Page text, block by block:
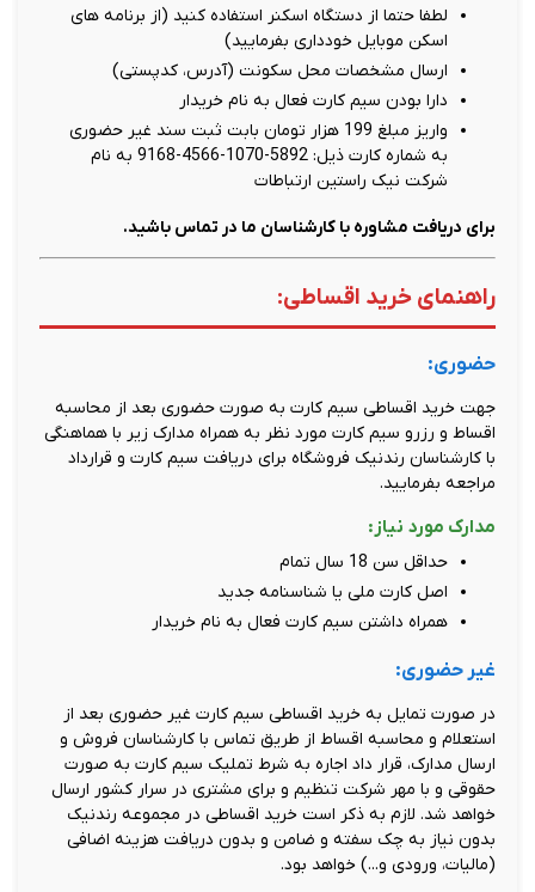
لطفا حتما از دستگاه اسکنر استفاده کنید (از برنامه های
اسکن موبایل خودداری بفرمایید)
ارسال مشخصات محل سکونت (آدرس، کدپستی)
دارا بودن سیم کارت فعال به نام خریدار
واریز مبلغ 199 هزار تومان بابت ثبت سند غیر حضوری
به شماره کارت ذیل: 5892-1070-4566-9168 به نام
شرکت نیک راستین ارتباطات
برای دریافت مشاوره با کارشناسان ما در تماس باشید.
راهنمای خرید اقساطی:
حضوری:
جهت خرید اقساطی سیم کارت به صورت حضوری بعد از محاسبه
اقساط و رزرو سیم کارت مورد نظر به همراه مدارک زیر با هماهنگی
با کارشناسان رندنیک فروشگاه برای دریافت سیم کارت و قرارداد
مراجعه بفرمایید.
مدارک مورد نیاز:
حداقل سن 18 سال تمام
اصل کارت ملی یا شناسنامه جدید
همراه داشتن سیم کارت فعال به نام خریدار
غیر حضوری:
در صورت تمایل به خرید اقساطی سیم کارت غیر حضوری بعد از
استعلام و محاسبه اقساط از طریق تماس با کارشناسان فروش و
ارسال مدارک، قرار داد اجاره به شرط تملیک سیم کارت به صورت
حقوقی و با مهر شرکت تنظیم و برای مشتری در سرار کشور ارسال
خواهد شد. لازم به ذکر است خرید اقساطی در مجموعه رندنیک
بدون نیاز به چک سفته و ضامن و بدون دریافت هزینه اضافی
(مالیات، ورودی و...) خواهد بود.